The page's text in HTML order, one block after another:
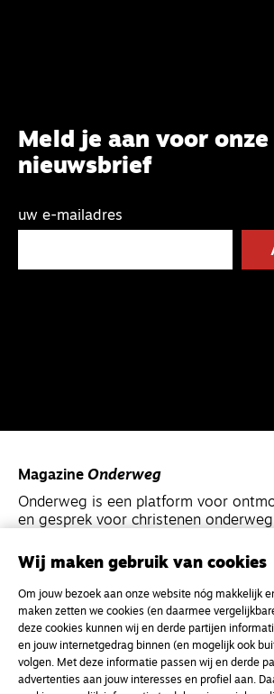
Meld je aan voor
nieuwsbrief
uw e-mailadres
Magazine Onderweg
Onderweg is een platform voor
en gesprek voor christenen
Magazine
Onderweg
Kvk-nummer 33277063
NL46 INGB 0117 5827 86
info@onderwegonline.nl
Wij maken gebruik van cookies
Om jouw bezoek aan onze website nóg makkelijk
maken zetten we cookies (en daarmee
deze cookies kunnen wij en derde partijen
en jouw internetgedrag binnen (en mogelijk ook
volgen. Met deze informatie passen wij en derde
advertenties aan jouw interesses en profiel aan.